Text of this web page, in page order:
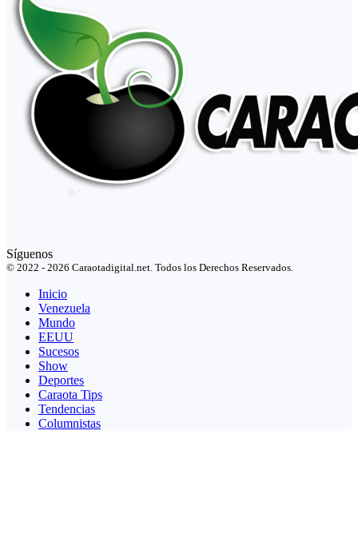
Síguenos
© 2022 - 2026 Caraotadigital.net. Todos los Derechos Reservados.
Inicio
Venezuela
Mundo
EEUU
Sucesos
Show
Deportes
Caraota Tips
Tendencias
Columnistas